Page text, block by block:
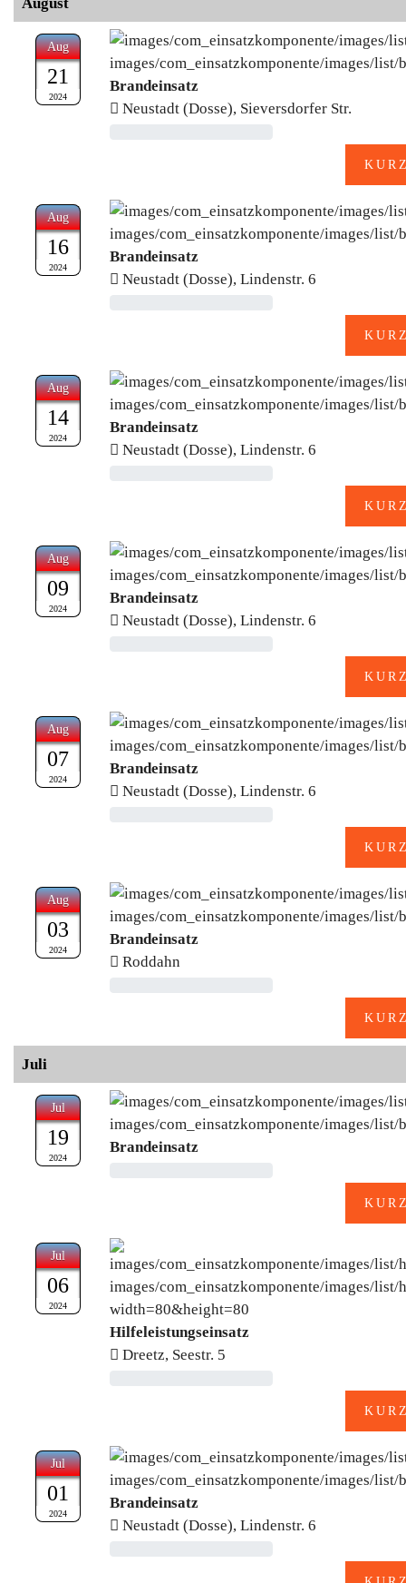
Aug
21
2024
Brandeinsatz
Neustadt (Dosse), Sieversdorfer Str.
Aug
16
2024
Brandeinsatz
Neustadt (Dosse), Lindenstr. 6
Aug
14
2024
Brandeinsatz
Neustadt (Dosse), Lindenstr. 6
Aug
09
2024
Brandeinsatz
Neustadt (Dosse), Lindenstr. 6
Aug
07
2024
Brandeinsatz
Neustadt (Dosse), Lindenstr. 6
Aug
03
2024
Brandeinsatz
Roddahn
Juli
Jul
19
2024
Brandeinsatz
Jul
06
2024
Hilfeleistungseinsatz
Dreetz, Seestr. 5
Jul
01
2024
Brandeinsatz
Neustadt (Dosse), Lindenstr. 6